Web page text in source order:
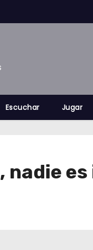
Escuchar Jugar
nadie